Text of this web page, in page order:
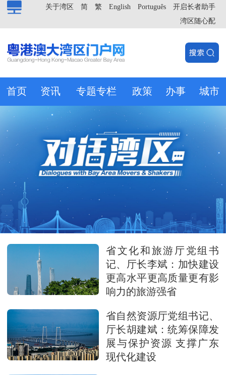
开启长者助手
Português
English
繁
简
关于湾区
湾区随心配
首页 资讯 专题专栏 政策 办事 城市
省文化和旅游厅党组书
记、厅长李斌：加快建设
更高水平更高质量更有影
响力的旅游强省
省自然资源厅党组书记、
厅长胡建斌：统筹保障发
展与保护资源 支撑广东
现代化建设